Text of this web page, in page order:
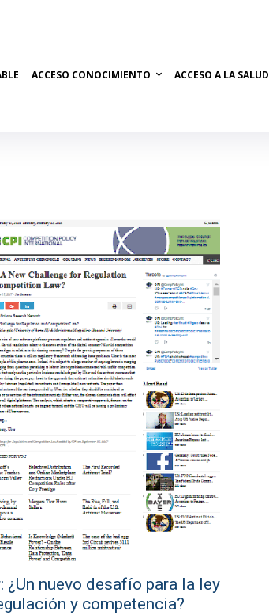
ACCESO CONOCIMIENTO ACCESO A LA SALUD
¿Un nuevo desafío para la ley
y competencia?